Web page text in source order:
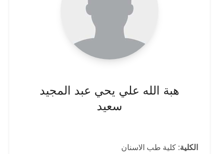
هبة الله علي يحي عبد المجيد
سعيد
الكلية: كلية طب الاسنان